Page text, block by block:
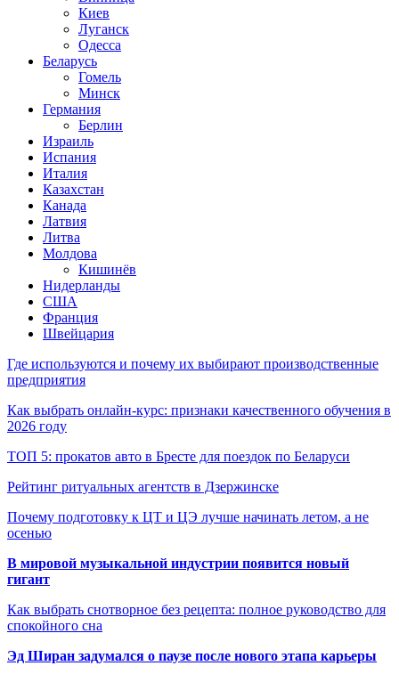
Киев
Луганск
Одесса
Беларусь
Гомель
Минск
Германия
Берлин
Израиль
Испания
Италия
Казахстан
Канада
Латвия
Литва
Молдова
Кишинёв
Нидерланды
США
Франция
Швейцария
Где используются и почему их выбирают производственные
предприятия
Как выбрать онлайн-курс: признаки качественного обучения в
2026 году
ТОП 5: прокатов авто в Бресте для поездок по Беларуси
Рейтинг ритуальных агентств в Дзержинске
Почему подготовку к ЦТ и ЦЭ лучше начинать летом, а не
осенью
В мировой музыкальной индустрии появится новый
гигант
Как выбрать снотворное без рецепта: полное руководство для
спокойного сна
Эд Ширан задумался о паузе после нового этапа карьеры